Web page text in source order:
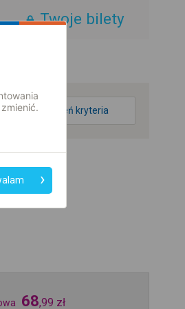
Twoje bilety
zmień kryteria
68,99 zł